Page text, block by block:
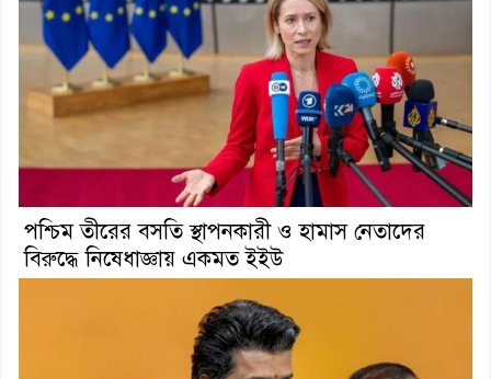
পশ্চিম তীরের বসতি স্থাপনকারী ও হামাস নেতাদের
বিরুদ্ধে নিষেধাজ্ঞায় একমত ইইউ